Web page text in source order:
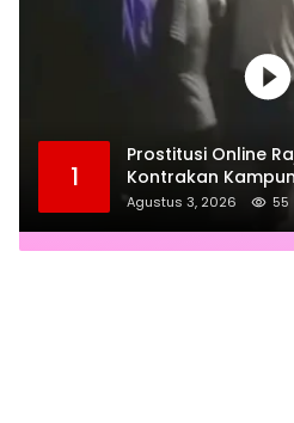
1
Prostitusi Online
Kontrakan
Agustus 3, 2026 55